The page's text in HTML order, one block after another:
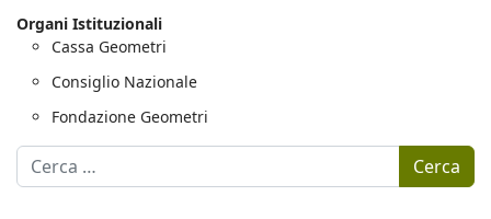
Organi Istituzionali
Cassa Geometri
Consiglio Nazionale
Fondazione Geometri
Motore di ricerca Cerca